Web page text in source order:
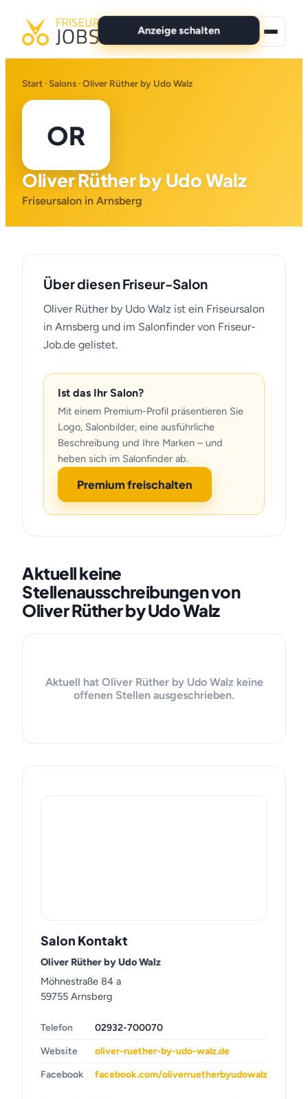
Anzeige schalten
Alle Jobs
Für Bewerber
Marken
Start · Salons · Oliver Rüther by Udo Walz
OR
Oliver Rüther by Udo Walz
Friseursalon in Arnsberg
Über diesen Friseur-Salon
Oliver Rüther by Udo Walz ist ein Friseursalon
in Arnsberg und im Salonfinder von Friseur-
Job.de gelistet.
Ist das Ihr Salon?
Mit einem Premium-Profil präsentieren Sie
Logo, Salonbilder, eine ausführliche
Beschreibung und Ihre Marken – und
heben sich im Salonfinder ab.
Premium freischalten
Aktuell keine
Stellenausschreibungen von
Oliver Rüther by Udo Walz
Aktuell hat Oliver Rüther by Udo Walz keine
offenen Stellen ausgeschrieben.
Salon Kontakt
Oliver Rüther by Udo Walz
Möhnestraße 84 a
59755 Arnsberg
Telefon
02932-700070
Website
oliver-ruether-by-udo-walz.de
Facebook
facebook.com/oliverruetherbyudowalz